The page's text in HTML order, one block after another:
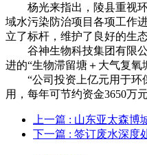
杨光来指出，陵县重视环
域水污染防治项目各项工作
立了标杆，维护了良好的生态
谷神生物科技集团有限公
进的“生物滞留塘＋大气复氧
“公司投资上亿元用于环保
用，每年可节约资金3650万元
上一篇 : 山东亚太森博
下一篇 : 签订废水深度